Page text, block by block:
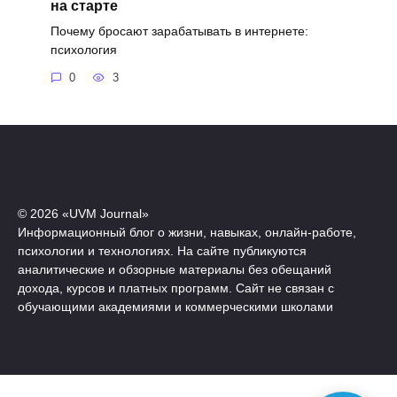
на старте
Почему бросают зарабатывать в интернете:
психология
0 3
© 2026 «UVM Journal»
Информационный блог о жизни, навыках, онлайн-работе,
психологии и технологиях. На сайте публикуются
аналитические и обзорные материалы без обещаний
дохода, курсов и платных программ. Сайт не связан с
обучающими академиями и коммерческими школами